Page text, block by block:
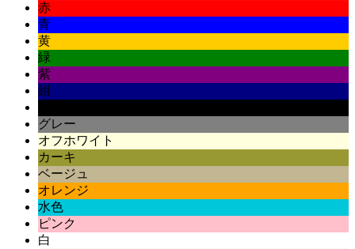
赤
青
黄
緑
紫
紺
グレー
オフホワイト
カーキ
ベージュ
オレンジ
水色
ピンク
白